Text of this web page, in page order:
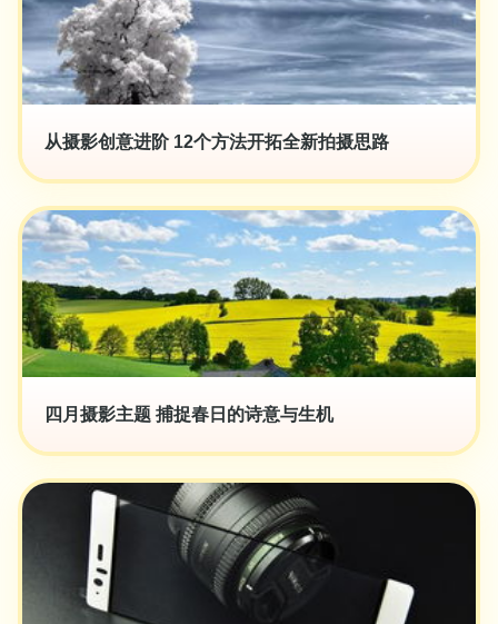
从摄影创意进阶 12个方法开拓全新拍摄思路
四月摄影主题 捕捉春日的诗意与生机